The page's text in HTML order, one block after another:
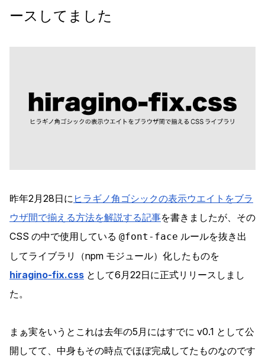
ースしてました
昨年2月28日に ヒラギノ角ゴシックの表示ウエイトをブラ
ウザ間で揃える方法を解説する記事を書きましたが、その
CSS の中で使用している @font-face ルールを抜き出
してライブラリ（npm モジュール）化したものを
hiragino-fix.css として6月22日に正式リリースしまし
た。
まぁ実をいうとこれは去年の5月にはすでに v0.1 として公
開してて、中身もその時点でほぼ完成してたものなのです